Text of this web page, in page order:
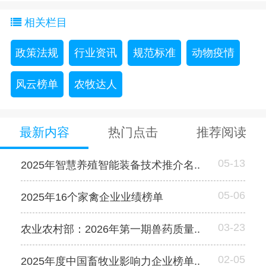
相关栏目
政策法规 行业资讯 规范标准 动物疫情
风云榜单 农牧达人
最新内容 热门点击 推荐阅读
2025年智慧养殖智能装备技术推介名.. 05-13
2025年16个家禽企业业绩榜单 05-06
农业农村部：2026年第一期兽药质量.. 03-23
2025年度中国畜牧业影响力企业榜单.. 02-05